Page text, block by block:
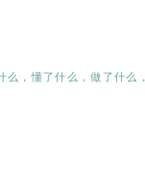
么，懂了什么，做了什么，